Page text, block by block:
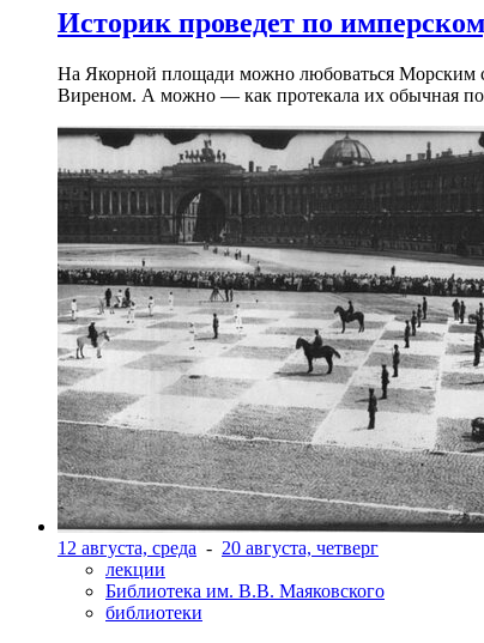
Историк проведет по
На Якорной площади можно любоваться Морским
Виреном. А можно — как протекала их обычная
12 августа, среда - 20 августа, четверг
лекции
Библиотека им. В.В. Маяковского
библиотеки